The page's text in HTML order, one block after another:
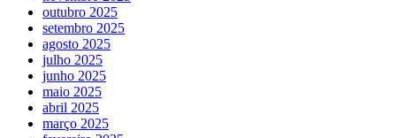
outubro 2025
setembro 2025
agosto 2025
julho 2025
junho 2025
maio 2025
abril 2025
março 2025